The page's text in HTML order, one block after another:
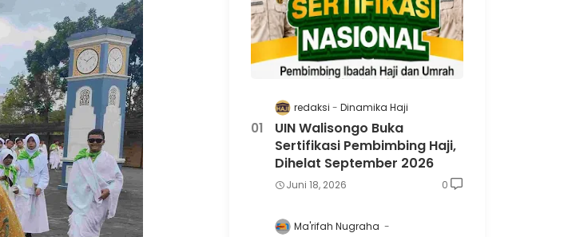
redaksi Dinamika Haji
UIN Walisongo Buka
Sertifikasi Pembimbing Haji,
Dihelat September 2026
Juni 18, 2026 0
Ma'rifah Nugraha